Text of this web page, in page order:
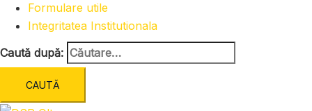
Formulare utile
Integritatea Institutionala
Caută după: